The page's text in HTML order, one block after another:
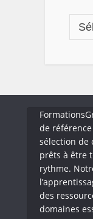
de
sélection de
prêts à être
rythme.
des
domaines